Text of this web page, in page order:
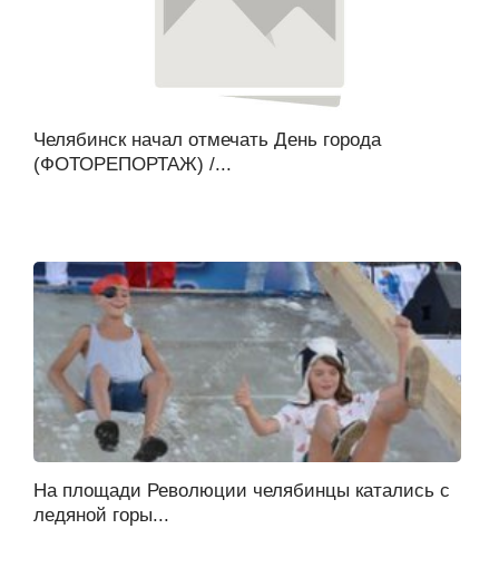
Челябинск начал отмечать День города
(ФОТОРЕПОРТАЖ) /...
На площади Революции челябинцы катались с
ледяной горы...